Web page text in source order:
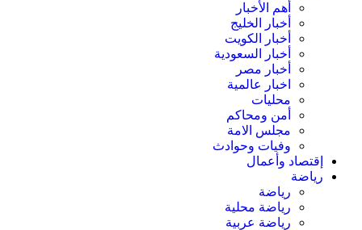
أهم الأخبار
أخبار الخليج
أخبار الكويت
أخبار السعودية
أخبار مصر
اخبار عالمية
محليات
أمن ومحاكم
مجلس الامة
وفيات وحوادث
إقتصاد وأعمال
رياضة
رياضة
رياضة محلية
رياضة عربية